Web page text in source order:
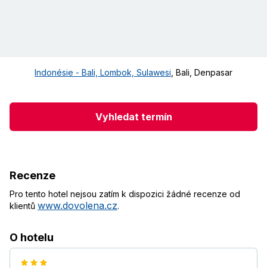
Indonésie - Bali, Lombok, Sulawesi Bali Denpasar
Vyhledat termín
Recenze
Pro tento hotel nejsou zatím k dispozici žádné recenze od
klientů www.dovolena.cz.
O hotelu